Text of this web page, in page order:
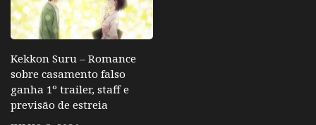
Kekkon Suru – Romance
sobre casamento falso
ganha 1º trailer, staff e
previsão de estreia